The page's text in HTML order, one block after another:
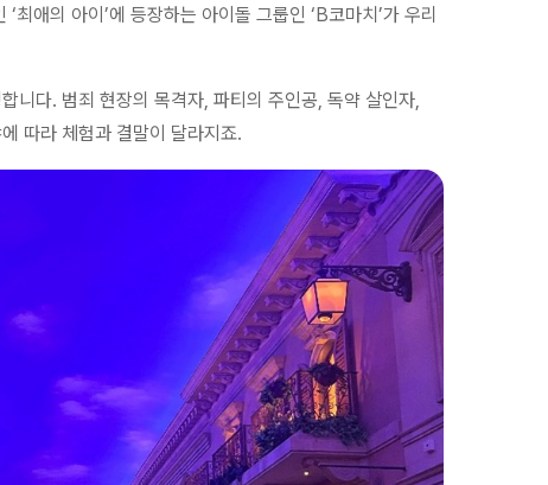
애의 아이’에 등장하는 아이돌 그룹인 ‘B코마치’가 우리
니다. 범죄 현장의 목격자, 파티의 주인공, 독약 살인자,
따라 체험과 결말이 달라지죠.